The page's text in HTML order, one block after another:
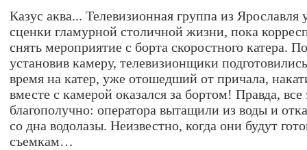
Казус аква... Телевизионная группа из Ярославля
сценки гламурной столичной жизни, пока
снять мероприятие с борта скоростного катера.
установив камеру, телевизионщики
время на катер, уже отошедший от причала,
вместе с камерой оказался за бортом! Правда, все
благополучно: оператора вытащили из воды и
со дна водолазы. Неизвестно, когда они будут
съемкам…